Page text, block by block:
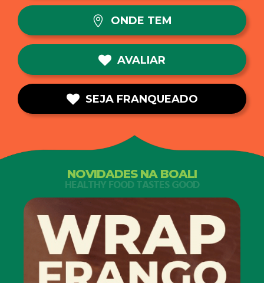
ONDE TEM
AVALIAR
SEJA FRANQUEADO
NOVIDADES NA BOALI
HEALTHY FOOD TASTES GOOD